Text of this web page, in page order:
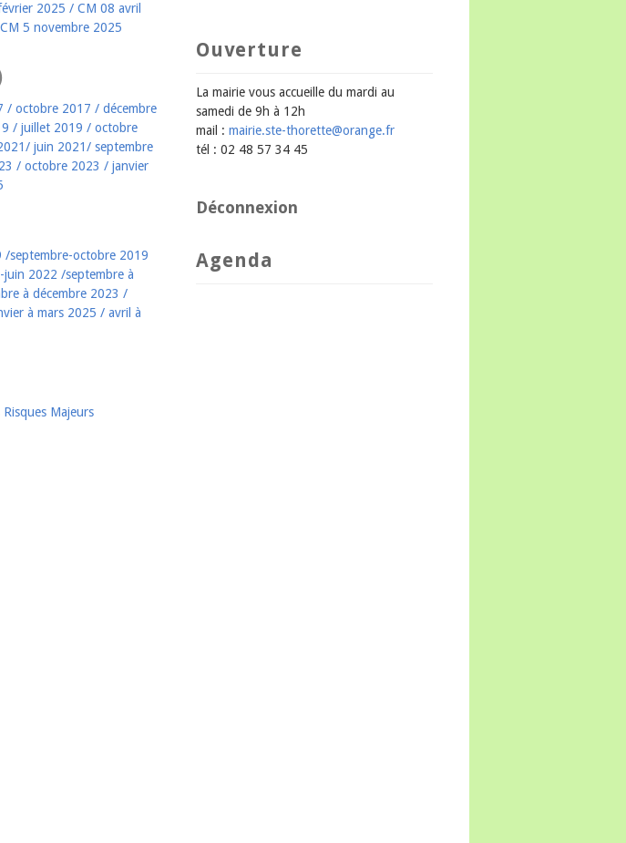
2025 / CM 08 avril
CM 5 novembre 2025
/ octobre 2017 / décembre
/ juillet 2019 / octobre
/ juin 2021/ septembre
/ octobre 2023 / janvier
/septembre-octobre 2019
juin 2022 /septembre à
à décembre 2023 /
à mars 2025 / avril à
Majeurs
Ouverture
La mairie vous accueille du mardi au
samedi de 9h à 12h
mail : mairie.ste-thorette@orange.fr
tél : 02 48 57 34 45
Déconnexion
Agenda